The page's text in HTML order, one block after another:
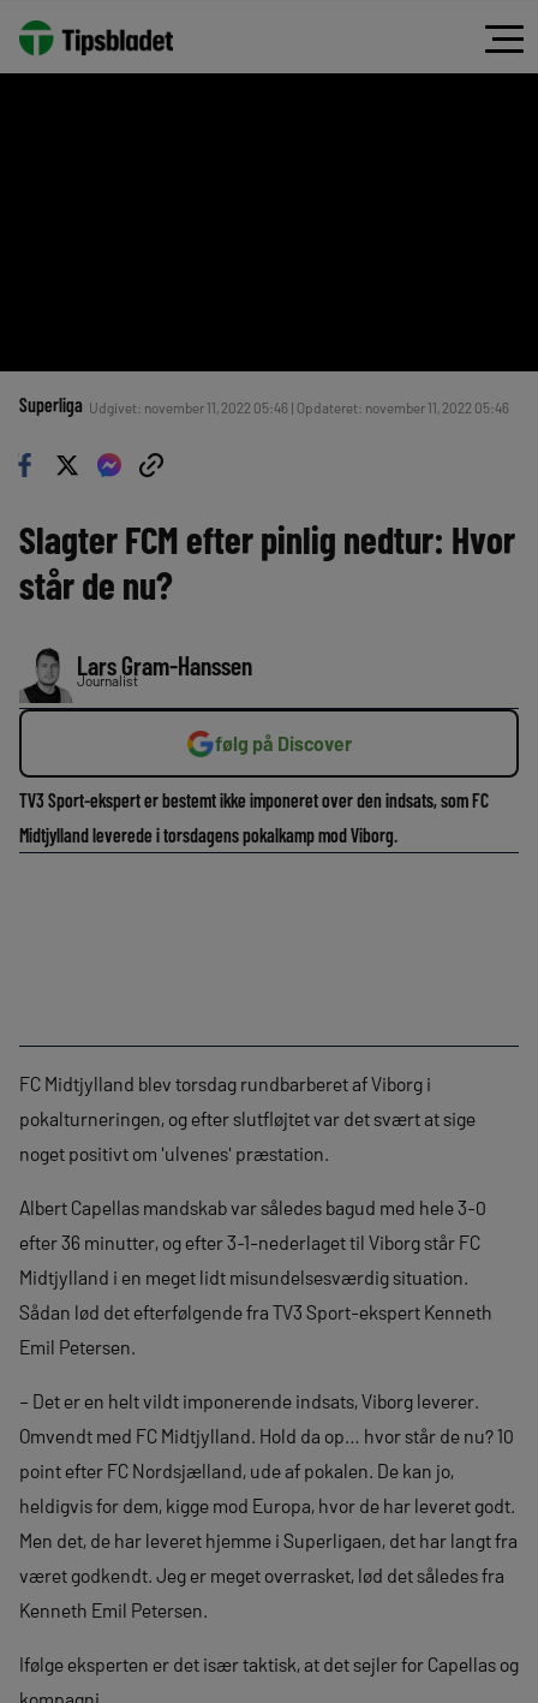
Superliga Udgivet: november 11, 2022 05:46 | Opdateret: november 11, 2022 05:46
Slagter FCM efter pinlig nedtur: Hvor
står de nu?
Lars Gram-Hanssen
Journalist
følg på Discover
TV3 Sport-ekspert er bestemt ikke imponeret over den indsats, som FC
Midtjylland leverede i torsdagens pokalkamp mod Viborg.
FC Midtjylland blev torsdag rundbarberet af Viborg i
pokalturneringen, og efter slutfløjtet var det svært at sige
noget positivt om 'ulvenes' præstation.
Albert Capellas mandskab var således bagud med hele 3-0
efter 36 minutter, og efter 3-1-nederlaget til Viborg står FC
Midtjylland i en meget lidt misundelsesværdig situation.
Sådan lød det efterfølgende fra TV3 Sport-ekspert Kenneth
Emil Petersen.
– Det er en helt vildt imponerende indsats, Viborg leverer.
Omvendt med FC Midtjylland. Hold da op… hvor står de nu? 10
point efter FC Nordsjælland, ude af pokalen. De kan jo,
heldigvis for dem, kigge mod Europa, hvor de har leveret godt.
Men det, de har leveret hjemme i Superligaen, det har langt fra
været godkendt. Jeg er meget overrasket, lød det således fra
Kenneth Emil Petersen.
Ifølge eksperten er det især taktisk, at det sejler for Capellas og